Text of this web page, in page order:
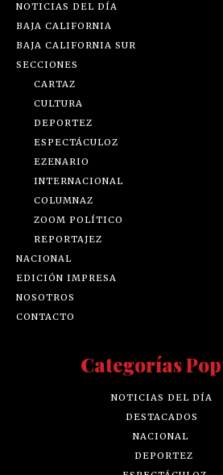
NOTICIAS DEL DÍA
BAJA CALIFORNIA
BAJA CALIFORNIA SUR
SECCIONES
CARTAZ
CULTURA
DEPORTEZ
ESPECTÁCULOZ
EZENARIO
INTERNACIONAL
COLUMNAZ
ZOOM POLÍTICO
REPORTAJEZ
NACIONAL
EDICIÓN IMPRESA
NOSOTROS
CONTACTO
Categorías
NOTICIAS DEL DÍA
DESTACADOS
NACIONAL
DEPORTEZ